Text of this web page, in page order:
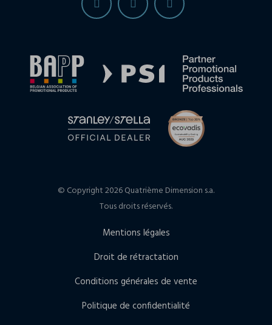
© Copyright 2026 Quatrième Dimension s.a.
Tous droits réservés.
Mentions légales
Droit de rétractation
Conditions générales de vente
Politique de confidentialité